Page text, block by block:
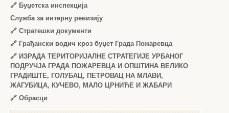
🔗 Буџетска инспекција
Служба за интерну ревизију
🔗 Стратешки документи
🔗 Грађански водич кроз буџет Града Пожаревца
🔗 ИЗРАДА ТЕРИТОРИЈАЛНЕ СТРАТЕГИЈЕ УРБАНОГ
ПОДРУЧЈА ГРАДА ПОЖАРЕВЦА И ОПШТИНА ВЕЛИКО
ГРАДИШТЕ, ГОЛУБАЦ, ПЕТРОВАЦ НА МЛАВИ,
ЖАГУБИЦА, КУЧЕВО, МАЛО ЦРНИЋЕ И ЖАБАРИ
🔗 Обрасци